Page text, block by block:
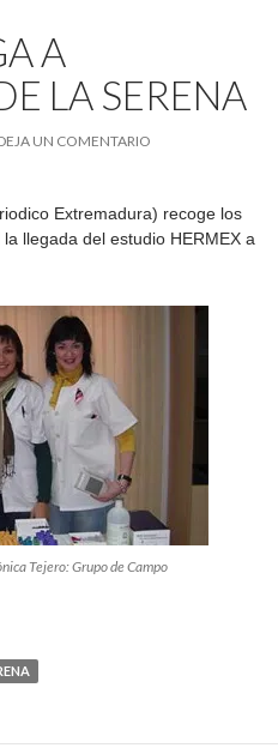
A
LA SERENA
UN COMENTARIO
Extremadura) recoge los
llegada del estudio HERMEX a
Tejero: Grupo de Campo